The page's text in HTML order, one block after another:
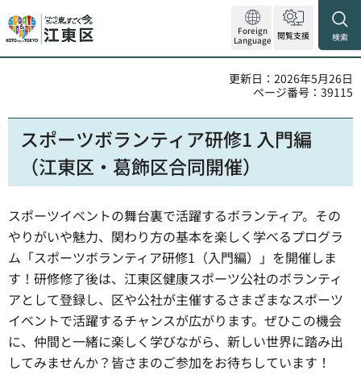
Foreign
Language 閲覧支援 検索
更新日：2026年5月26日
ページ番号：39115
スポーツボランティア研修1 入門編
（江東区・葛飾区合同開催）
スポーツイベントの舞台裏で活躍するボランティア。その
やりがいや魅力、関わり方の基本を楽しく学べるプログラ
ム「スポーツボランティア研修1（入門編）」を開催しま
す！研修修了後は、江東区健康スポーツ公社のボランティ
アとして登録し、区や公社が主催するさまざまなスポーツ
イベントで活躍するチャンスが広がります。ぜひこの機会
に、仲間と一緒に楽しく学びながら、新しい世界に踏み出
してみませんか？皆さまのご参加をお待ちしています！